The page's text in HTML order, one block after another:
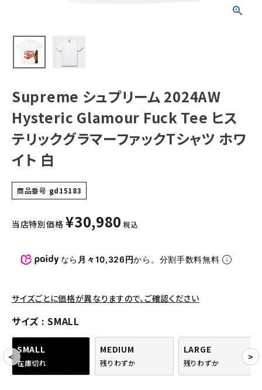
Tシャツ・ロングスリーブ
パーカー・トレーナー
キャップ・ハット
ニット帽・ビーニー
バックパック・リュック
その他バッグ類
スニーカー・ブーツ
パンツ・ショーツ
SEASON
CONTENTS
ACCOUNT MENU
Supreme シュプリーム 2024AW
Hysteric Glamour Fuck Tee ヒス
テリックグラマーファックTシャツ ホワ
イト 白
商品番号 gd15183
当店特別価格 ¥30,980 税込
なら 月々10,326円から。分割手数料無料
サイズごとに価格が異なりますので、ご確認ください
サイズ SMALL
SMALL
在庫切れ
MEDIUM
残りわずか
LARGE
残りわずか